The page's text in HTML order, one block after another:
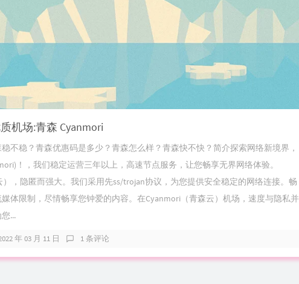
质机场:青森 Cyanmori
不稳？青森优惠码是多少？青森怎么样？青森快不快？简介探索网络新境界，
！，我们稳定运营三年以上，高速节点服务，让您畅享无界网络体验。
），隐匿而强大。我们采用先ss/trojan协议，为您提供安全稳定的网络连接。畅
体限制，尽情畅享您钟爱的内容。在Cyanmori（青森云）机场，速度与隐私并
...
年 03 月 11 日 1 条评论